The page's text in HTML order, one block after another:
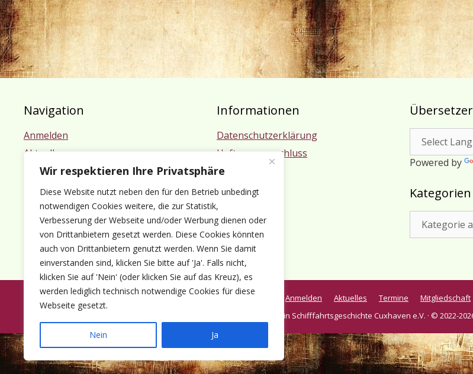
Wir respektieren Ihre Privatsphäre
Diese Website nutzt neben den für den Betrieb unbedingt
notwendigen Cookies weitere, die zur Statistik,
Verbesserung der Webseite und/oder Werbung dienen oder
von Drittanbietern gesetzt werden. Diese Cookies könnten
auch von Drittanbietern genutzt werden. Wenn Sie damit
einverstanden sind, klicken Sie bitte auf 'Ja'. Falls nicht,
klicken Sie auf 'Nein' (oder klicken Sie auf das Kreuz), es
werden lediglich technisch notwendige Cookies für diese
Webseite gesetzt.
Nein Ja
Navigation
Anmelden
Aktuelles
Termine
Mitgliedschaft
Kontakt
Informationen
Datenschutzerklärung
Haftungsausschluss
Impressum
Powered by
Kategorien
Anmelden Aktuelles Termine Mitgliedschaft
© 1980-2026 Förderverein Schifffahrtsgeschichte Cuxhaven e.V. · © 2022-